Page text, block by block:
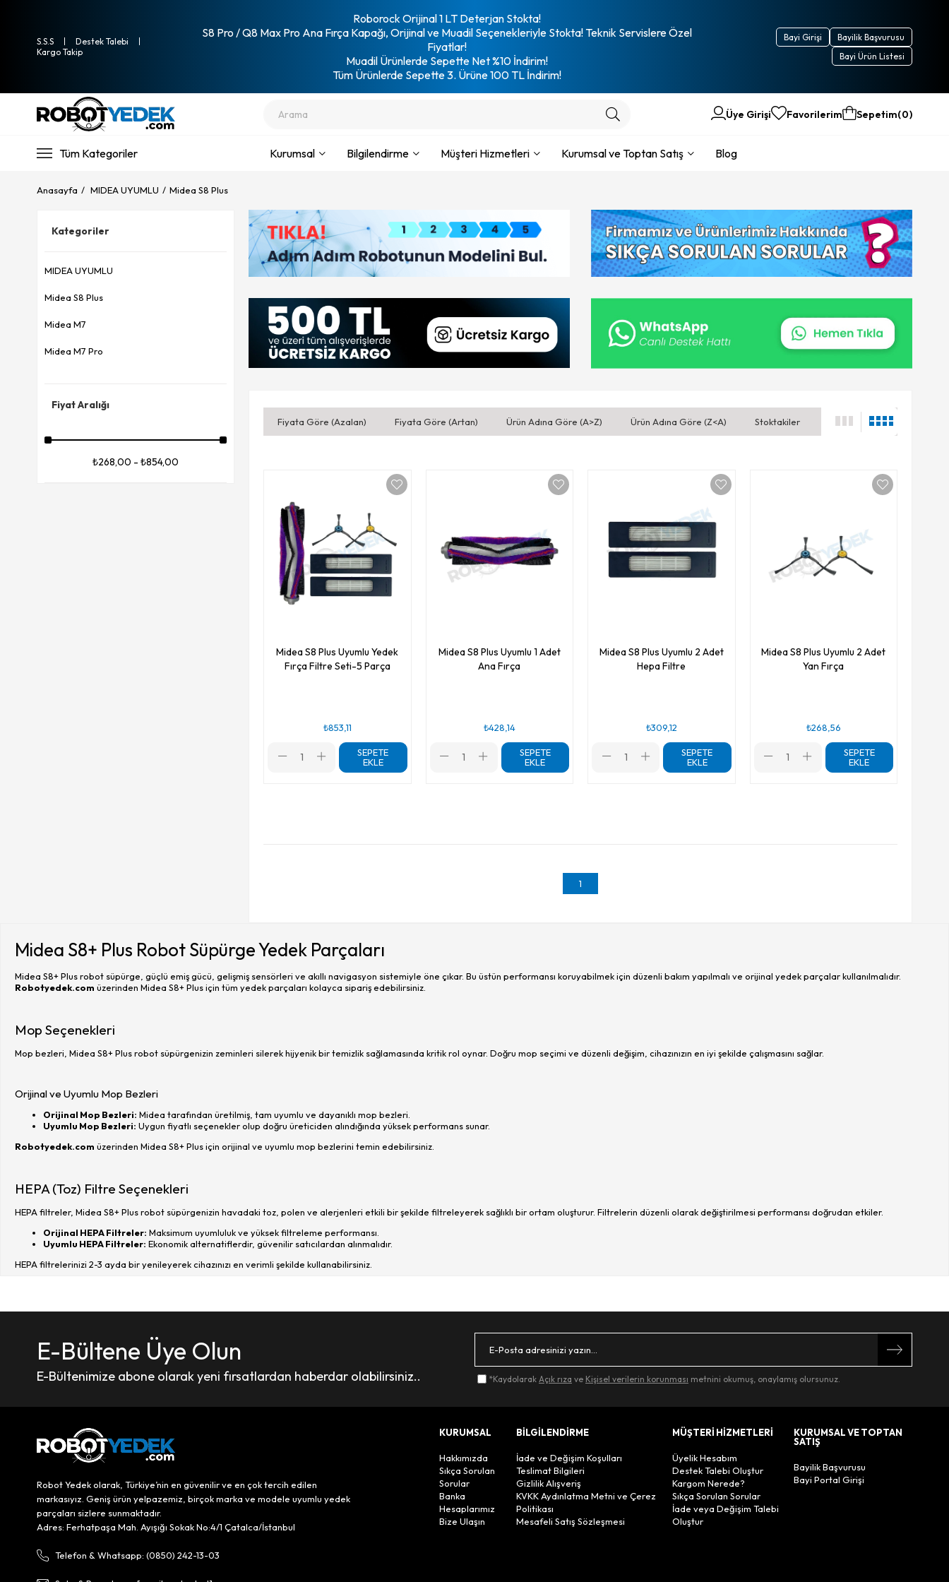
S.S.S
Destek Talebi
Kargo Takip
Roborock Orijinal 1 LT Deterjan Stokta!
S8 Pro / Q8 Max Pro Ana Fırça Kapağı, Orijinal ve Muadil Seçenekleriyle Stokta! Teknik Servislere Özel
Fiyatlar!
Muadil Ürünlerde Sepette Net %10 İndirim!
Tüm Ürünlerde Sepette 3. Ürüne 100 TL İndirim!
Bayilik Başvurusu
Bayi Girişi
Bayi Ürün Listesi
Üye Girişi Favorilerim Sepetim 0
Tüm Kategoriler Kurumsal Bilgilendirme Müşteri Hizmetleri Kurumsal ve Toptan Satış Blog
Anasayfa MIDEA UYUMLU Midea S8 Plus
Kategoriler
MIDEA UYUMLU
Midea S8 Plus
Midea M7
Midea M7 Pro
Fiyat Aralığı
₺268,00 - ₺854,00
Fiyata Göre (Azalan) Fiyata Göre (Artan) Ürün Adına Göre (A>Z) Ürün Adına Göre (Z<A) Stoktakiler
Midea S8 Plus Uyumlu Yedek
Fırça Filtre Seti-5 Parça
₺853,11
SEPETE
EKLE
Midea S8 Plus Uyumlu 1 Adet
Ana Fırça
₺428,14
SEPETE
EKLE
Midea S8 Plus Uyumlu 2 Adet
Hepa Filtre
₺309,12
SEPETE
EKLE
Midea S8 Plus Uyumlu 2 Adet
Yan Fırça
₺268,56
SEPETE
EKLE
1
Midea S8+ Plus Robot Süpürge Yedek Parçaları
Midea S8+ Plus robot süpürge, güçlü emiş gücü, gelişmiş sensörleri ve akıllı navigasyon sistemiyle öne çıkar. Bu üstün performansı koruyabilmek için düzenli bakım yapılmalı ve orijinal yedek parçalar kullanılmalıdır.
Robotyedek.com üzerinden Midea S8+ Plus için tüm yedek parçaları kolayca sipariş edebilirsiniz.
Mop Seçenekleri
Mop bezleri, Midea S8+ Plus robot süpürgenizin zeminleri silerek hijyenik bir temizlik sağlamasında kritik rol oynar. Doğru mop seçimi ve düzenli değişim, cihazınızın en iyi şekilde çalışmasını sağlar.
Orijinal ve Uyumlu Mop Bezleri
Orijinal Mop Bezleri: Midea tarafından üretilmiş, tam uyumlu ve dayanıklı mop bezleri.
Uyumlu Mop Bezleri: Uygun fiyatlı seçenekler olup doğru üreticiden alındığında yüksek performans sunar.
Robotyedek.com üzerinden Midea S8+ Plus için orijinal ve uyumlu mop bezlerini temin edebilirsiniz.
HEPA (Toz) Filtre Seçenekleri
HEPA filtreler, Midea S8+ Plus robot süpürgenizin havadaki toz, polen ve alerjenleri etkili bir şekilde filtreleyerek sağlıklı bir ortam oluşturur. Filtrelerin düzenli olarak değiştirilmesi performansı doğrudan etkiler.
Orijinal HEPA Filtreler: Maksimum uyumluluk ve yüksek filtreleme performansı.
Uyumlu HEPA Filtreler: Ekonomik alternatiflerdir, güvenilir satıcılardan alınmalıdır.
HEPA filtrelerinizi 2-3 ayda bir yenileyerek cihazınızı en verimli şekilde kullanabilirsiniz.
Orijinal Ana Fırçalar: Midea üretimi, tam uyumlu ve dayanıklı fırçalar.
Uyumlu Ana Fırçalar: Ekonomik çözümler sunar, orijinale yakın performans gösterebilir.
Yan Fırçalar
Yan fırçalar, köşe ve kenar temizliğinde cihazın verimliliğini artırır. Toz ve kirleri merkeze yönlendirerek ana fırçanın daha etkili çalışmasını sağlar.
Orijinal Yan Fırçalar:Cihazla tam uyum sağlar ve yüksek performans sunar.
Uyumlu Yan Fırçalar:
Daha uygun fiyatlı alternatiflerdir, güvenilir satıcılardan tercih edilmelidir.
Toz Torbaları ve Depolama Aksesuarları
Midea S8+ Plus’ın topladığı toz ve kirleri hijyenik şekilde saklaması için toz torbaları kullanılır. Düzenli değişim cihazın verimliliğini artırır ve hijyen sağlar.
Uyumlu Toz Torbaları:Ekonomik seçenekler olup, performans açısından tatmin edici olabilir.
E-Bültene Üye Olun
E-Bültenimize abone olarak yeni fırsatlardan haberdar olabilirsiniz.. *Kaydolarak Açık rıza ve Kişisel verilerin korunması metnini okumuş, onaylamış olursunuz.
Robot Yedek olarak, Türkiye’nin en güvenilir ve en çok tercih edilen
markasıyız. Geniş ürün yelpazemiz, birçok marka ve modele uyumlu yedek
parçaları sizlere sunmaktadır.
Adres: Ferhatpaşa Mah. Ayışığı Sokak No:4/1 Çatalca/İstanbul
Telefon & Whatsapp: (0850) 242-13-03
KURUMSAL
Hakkımızda
Sıkça Sorulan
Sorular
Banka
Hesaplarımız
Bize Ulaşın
BİLGİLENDİRME
İade ve Değişim Koşulları
Teslimat Bilgileri
Gizlilik Alışveriş
KVKK Aydınlatma Metni ve Çerez
Politikası
Mesafeli Satış Sözleşmesi
MÜŞTERİ HİZMETLERİ
Üyelik Hesabım
Destek Talebi Oluştur
Kargom Nerede?
Sıkça Sorulan Sorular
İade veya Değişim Talebi
Oluştur
KURUMSAL VE TOPTAN
SATIŞ
Bayilik Başvurusu
Bayi Portal Girişi